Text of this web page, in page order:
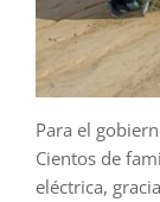
Para el
Cientos de
eléctrica,